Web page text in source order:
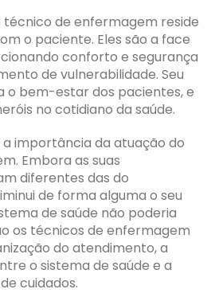
técnico de enfermagem reside
o paciente. Eles são a face
conforto e segurança
de vulnerabilidade. Seu
o bem-estar dos pacientes, e
no cotidiano da saúde.
importância da atuação do
Embora as suas
diferentes das do
de forma alguma o seu
de saúde não poderia
os técnicos de enfermagem
do atendimento, a
o sistema de saúde e a
cuidados.